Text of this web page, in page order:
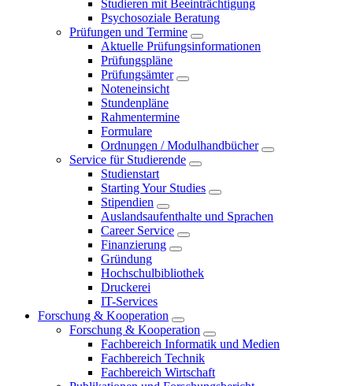
Studieren mit Beeinträchtigung
Psychosoziale Beratung
Prüfungen und Termine
Aktuelle Prüfungsinformationen
Prüfungspläne
Prüfungsämter
Noteneinsicht
Stundenpläne
Rahmentermine
Formulare
Ordnungen / Modulhandbücher
Service für Studierende
Studienstart
Starting Your Studies
Stipendien
Auslandsaufenthalte und Sprachen
Career Service
Finanzierung
Gründung
Hochschulbibliothek
Druckerei
IT-Services
Forschung & Kooperation
Forschung & Kooperation
Fachbereich Informatik und Medien
Fachbereich Technik
Fachbereich Wirtschaft